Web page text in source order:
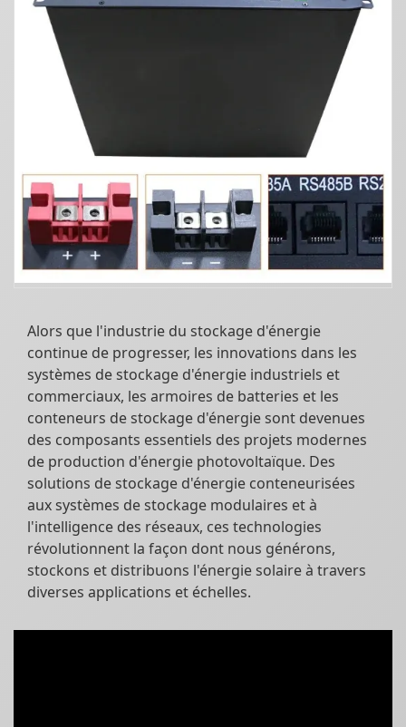
Alors que l'industrie du stockage d'énergie
continue de progresser, les innovations dans les
systèmes de stockage d'énergie industriels et
commerciaux, les armoires de batteries et les
conteneurs de stockage d'énergie sont devenues
des composants essentiels des projets modernes
de production d'énergie photovoltaïque. Des
solutions de stockage d'énergie conteneurisées
aux systèmes de stockage modulaires et à
l'intelligence des réseaux, ces technologies
révolutionnent la façon dont nous générons,
stockons et distribuons l'énergie solaire à travers
diverses applications et échelles.